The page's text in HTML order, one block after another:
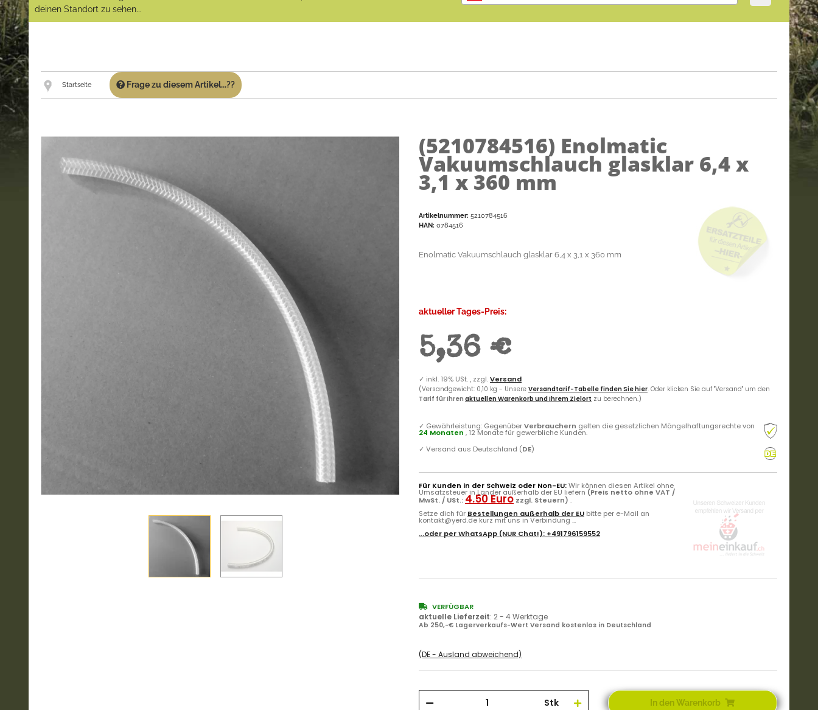
deinen Standort zu sehen...
Startseite Frage zu diesem Artikel...??
(5210784516) Enolmatic
Vakuumschlauch glasklar 6,4 x
3,1 x 360 mm
Artikelnummer: 5210784516
HAN: 0784516
Enolmatic Vakuumschlauch glasklar 6,4 x 3,1 x 360 mm
aktueller Tages-Preis:
5,36 €
✓ inkl. 19% USt. , zzgl.Versand
(Versandgewicht: 0,10 kg - Unsere Versandtarif-Tabelle finden Sie hier. Oder klicken Sie auf "Versand" um den
Tarif für Ihren aktuellen Warenkorb und Ihrem Zielort zu berechnen.)
✓ Gewährleistung: GegenüberVerbrauchern gelten die gesetzlichen Mängelhaftungsrechte von
24 Monaten , 12 Monate für gewerbliche Kunden.
✓ Versand aus Deutschland (DE)
Für Kunden in der Schweiz oder Non-EU:Wir können diesen Artikel ohne
Umsatzsteuer in Länder außerhalb der EU liefern (Preis netto ohne VAT /
MwSt. / USt.: 4.50 Euro zzgl. Steuern) .
Setze dich für Bestellungen außerhalb der EU bitte per e-Mail an
kontakt@yerd.de kurz mit uns in Verbindung ...
...oder perWhatsApp (NUR Chat!): +491796159552
VERFÜGBAR
aktuelle Lieferzeit: 2 - 4 Werktage
Ab 250,-€ Lagerverkaufs-Wert Versand kostenlos in Deutschland
(DE - Ausland abweichend)
Stk In den Warenkorb